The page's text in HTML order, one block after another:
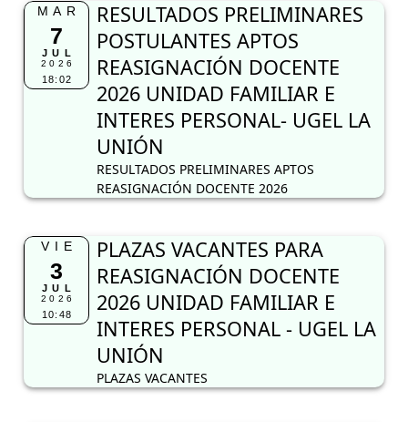
MAR
7
JUL
2026
18:02
RESULTADOS PRELIMINARES
POSTULANTES APTOS
REASIGNACIÓN DOCENTE
2026 UNIDAD FAMILIAR E
INTERES PERSONAL- UGEL LA
UNIÓN
RESULTADOS PRELIMINARES APTOS
REASIGNACIÓN DOCENTE 2026
VIE
3
JUL
2026
10:48
PLAZAS VACANTES PARA
REASIGNACIÓN DOCENTE
2026 UNIDAD FAMILIAR E
INTERES PERSONAL - UGEL LA
UNIÓN
PLAZAS VACANTES